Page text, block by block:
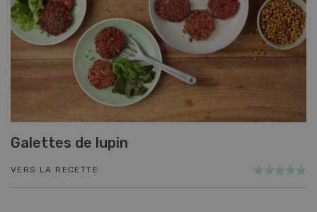
Galettes de lupin
VERS LA RECETTE